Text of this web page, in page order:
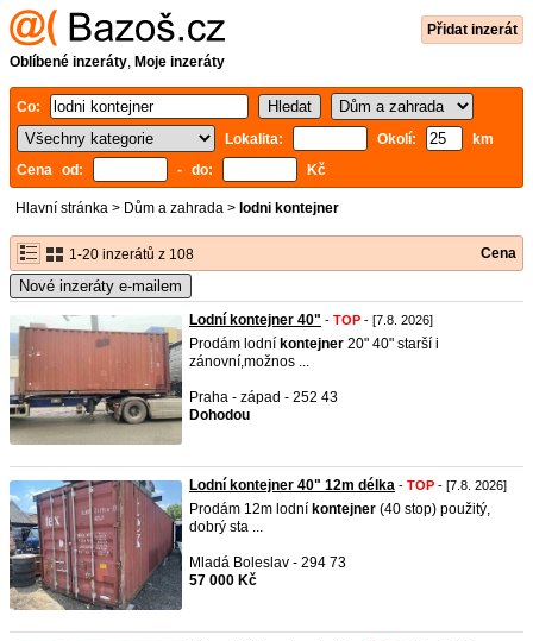
Přidat inzerát
Oblíbené inzeráty, Moje inzeráty
Co:
Lokalita:
Okolí:
km
Cena od:
- do: Kč
Hlavní stránka > Dům a zahrada > lodni kontejner
1-20 inzerátů z 108 Cena
Nové inzeráty e-mailem
Lodní kontejner 40" - TOP - [7.8. 2026]
Prodám lodní kontejner 20" 40" starší i
zánovní,možnos ...
Praha - západ - 252 43
Dohodou
Lodní kontejner 40" 12m délka - TOP - [7.8. 2026]
Prodám 12m lodní kontejner (40 stop) použitý,
dobrý sta ...
Mladá Boleslav - 294 73
57 000 Kč